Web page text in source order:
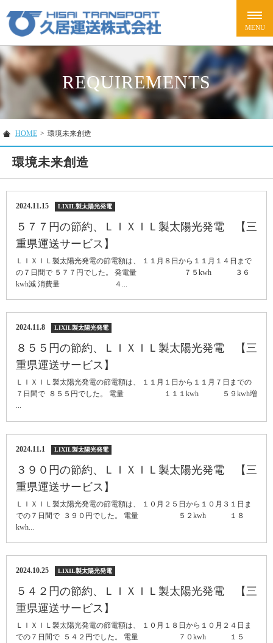
REQUIREMENTS
HOME > 環境未来創造
環境未来創造
2024.11.15 LIXIL製太陽光発電
５７７円の節約、ＬＩＸＩＬ製太陽光発電 【三
重県運送サービス】
ＬＩＸＩＬ製太陽光発電の節電額は、 １１月８日から１１月１４日まで
の７日間で ５７７円でした。 発電量 ７５kwh ３６
kwh減 消費量 ４...
2024.11.8 LIXIL製太陽光発電
８５５円の節約、ＬＩＸＩＬ製太陽光発電 【三
重県運送サービス】
ＬＩＸＩＬ製太陽光発電の節電額は、 １１月１日から１１月７日までの
７日間で ８５５円でした。 電量 １１１kwh ５９kwh増
...
2024.11.1 LIXIL製太陽光発電
３９０円の節約、ＬＩＸＩＬ製太陽光発電 【三
重県運送サービス】
ＬＩＸＩＬ製太陽光発電の節電額は、 １０月２５日から１０月３１日ま
での７日間で ３９０円でした。 電量 ５２kwh １８
kwh...
2024.10.25 LIXIL製太陽光発電
５４２円の節約、ＬＩＸＩＬ製太陽光発電 【三
重県運送サービス】
ＬＩＸＩＬ製太陽光発電の節電額は、 １０月１８日から１０月２４日ま
での７日間で ５４２円でした。 電量 ７０kwh １５